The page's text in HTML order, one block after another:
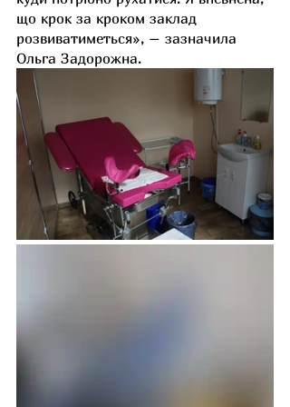
що крок за кроком заклад
розвиватиметься», – зазначила
Ольга Задорожна.